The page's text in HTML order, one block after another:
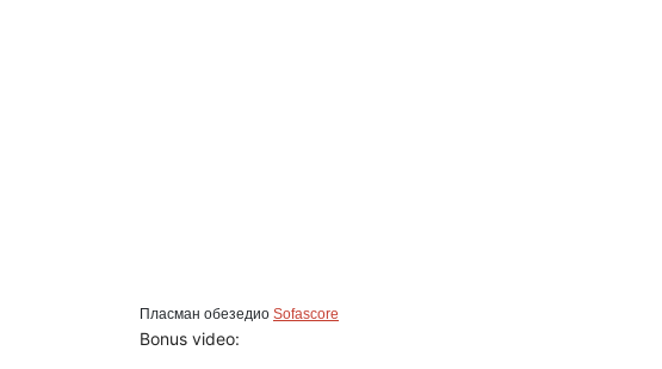
Пласман обезедио Sofascore
Bonus video: